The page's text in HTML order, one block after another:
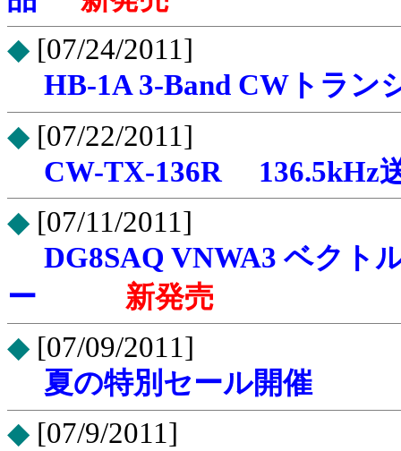
◆ [07/24/2011]
HB-1A 3-Band CWトラ
◆ [07/22/2011]
CW-TX-136R
◆ [07/11/2011]
DG8SAQ VNWA3 ベクト
ー 新発売
◆ [07/09/2011]
夏の特別セール開催
◆ [07/9/2011]